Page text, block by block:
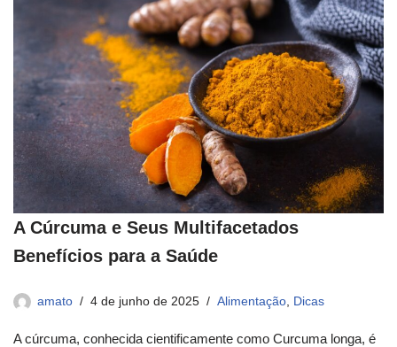
A Cúrcuma e Seus Multifacetados
Benefícios para a Saúde
amato 4 de junho de 2025 Alimentação Dicas
A cúrcuma, conhecida cientificamente como Curcuma longa, é